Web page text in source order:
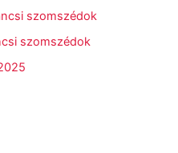
szomszédok
szomszédok